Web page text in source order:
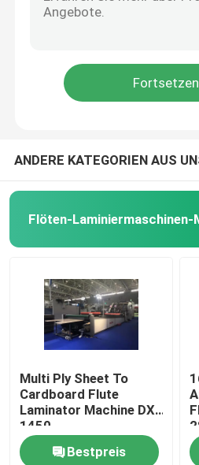
Papplamellierende Maschine
Flötenlaminiermaschine mit
Auto-Stapler-Maschine
Stapelwendemaschine
Thermische
Litho-Laminiermaschine
ANDERE KATEGORIEN AUS
Flöten-Laminiermaschinen-
Multi Ply Sheet To
Cardboard Flute
Laminator Machine DX-
1450
Bestpreis